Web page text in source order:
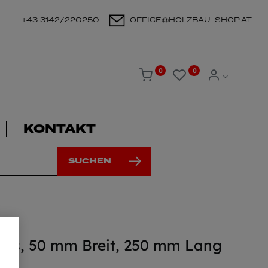
+43 3142/220250 OFFICE@HOLZBAU-SHOP.AT
0 0
KONTAKT
SUCHEN
50 mm Breit, 250 mm Lang